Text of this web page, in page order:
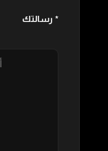
رسالتك *